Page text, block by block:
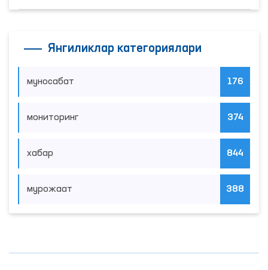
Янгиликлар категориялари
муносабат 176
мониторинг 374
хабар 844
мурожаат 388